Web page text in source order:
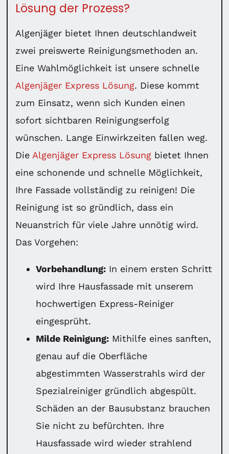
Lösung der Prozess?
Algenjäger bietet Ihnen deutschlandweit
zwei preiswerte Reinigungsmethoden an.
Eine Wahlmöglichkeit ist unsere schnelle
Algenjäger Express Lösung. Diese kommt
zum Einsatz, wenn sich Kunden einen
sofort sichtbaren Reinigungserfolg
wünschen. Lange Einwirkzeiten fallen weg.
Die Algenjäger Express Lösung bietet Ihnen
eine schonende und schnelle Möglichkeit,
Ihre Fassade vollständig zu reinigen! Die
Reinigung ist so gründlich, dass ein
Neuanstrich für viele Jahre unnötig wird.
Das Vorgehen:
Vorbehandlung: In einem ersten Schritt
wird Ihre Hausfassade mit unserem
hochwertigen Express-Reiniger
eingesprüht.
Milde Reinigung: Mithilfe eines sanften,
genau auf die Oberfläche
abgestimmten Wasserstrahls wird der
Spezialreiniger gründlich abgespült.
Schäden an der Bausubstanz brauchen
Sie nicht zu befürchten. Ihre
Hausfassade wird wieder strahlend